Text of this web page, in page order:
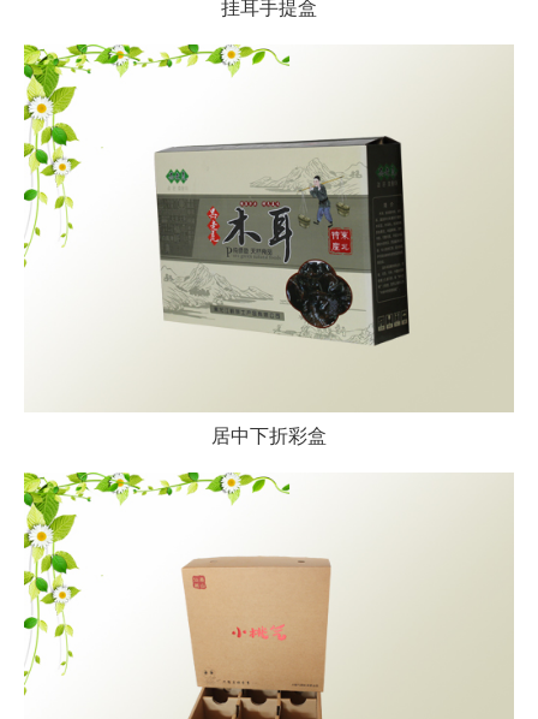
挂耳手提盒
居中下折彩盒